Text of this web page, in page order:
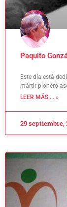
Paquito
Este día está
mártir pionero
LEER MÁS ... »
29 septiembre,